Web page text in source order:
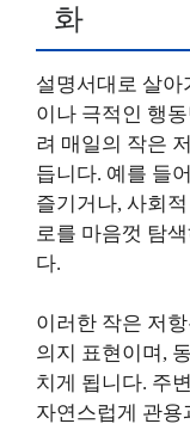
화
설명서대로 살아
이나 극적인 행
려 매일의 작은
듭니다. 예를 들
즐기거나, 사회
로를 마음껏 탐
다.
이러한 작은 저
의지 표현이며,
치게 됩니다. 주
자연스럽게 관용